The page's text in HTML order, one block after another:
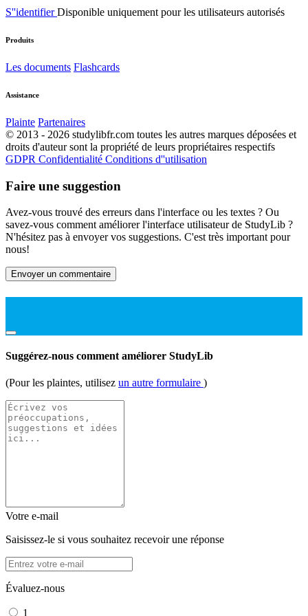
S''identifierDisponible uniquement pour les utilisateurs autorisés
Produits
Les documents Flashcards
Assistance
Plainte Partenaires
© 2013 - 2026 studylibfr.com toutes les autres marques déposées et
droits d'auteur sont la propriété de leurs propriétaires respectifs
GDPR Confidentialité Conditions d''utilisation
Faire une suggestion
Avez-vous trouvé des erreurs dans l'interface ou les textes ? Ou
savez-vous comment améliorer l'interface utilisateur de StudyLib ?
N'hésitez pas à envoyer vos suggestions. C'est très important pour
nous!
Envoyer un commentaire
Suggérez-nous comment améliorer StudyLib
(Pour les plaintes, utilisez un autre formulaire )
Votre e-mail
Saisissez-le si vous souhaitez recevoir une réponse
Évaluez-nous
1